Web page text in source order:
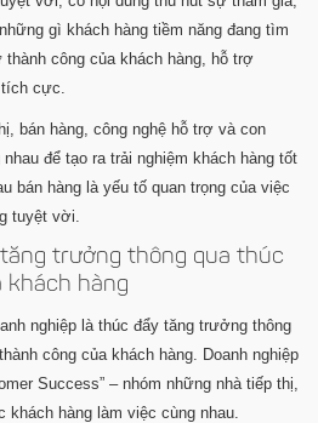
gì khách hàng tiềm năng đang tìm
công của khách hàng, hỗ trợ
cực.
bán hàng, công nghệ hỗ trợ và con
để tạo ra trải nghiệm khách hàng tốt
bán hàng là yếu tố quan trọng của việc
tuyệt vời.
trưởng thông qua thúc
khách hàng
nghiệp là thúc đẩy tăng trưởng thông
công của khách hàng. Doanh nghiệp
Success” – nhóm những nhà tiếp thị,
hàng làm việc cùng nhau.